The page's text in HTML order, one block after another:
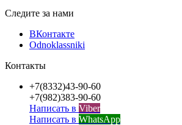
Следите за нами
ВКонтакте
Odnoklassniki
Контакты
+7(8332)43-90-60
+7(982)383-90-60
Написать в Viber
Написать в WhatsApp